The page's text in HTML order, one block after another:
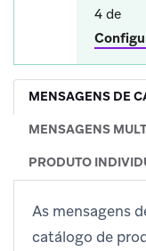
4 de
MENSAGENS DE
MENSAGENS
PRODUTO
As mensagens
catálogo de